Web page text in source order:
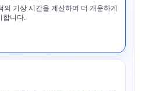
의 기상 시간을 계산하여 더 개운하게
합니다.